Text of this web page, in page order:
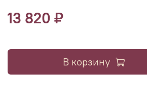
13 820 ₽
В корзину